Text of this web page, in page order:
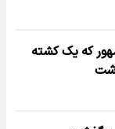
که یک کشته